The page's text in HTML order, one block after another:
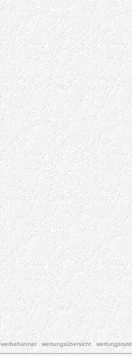
werbebanner wertungsübersicht